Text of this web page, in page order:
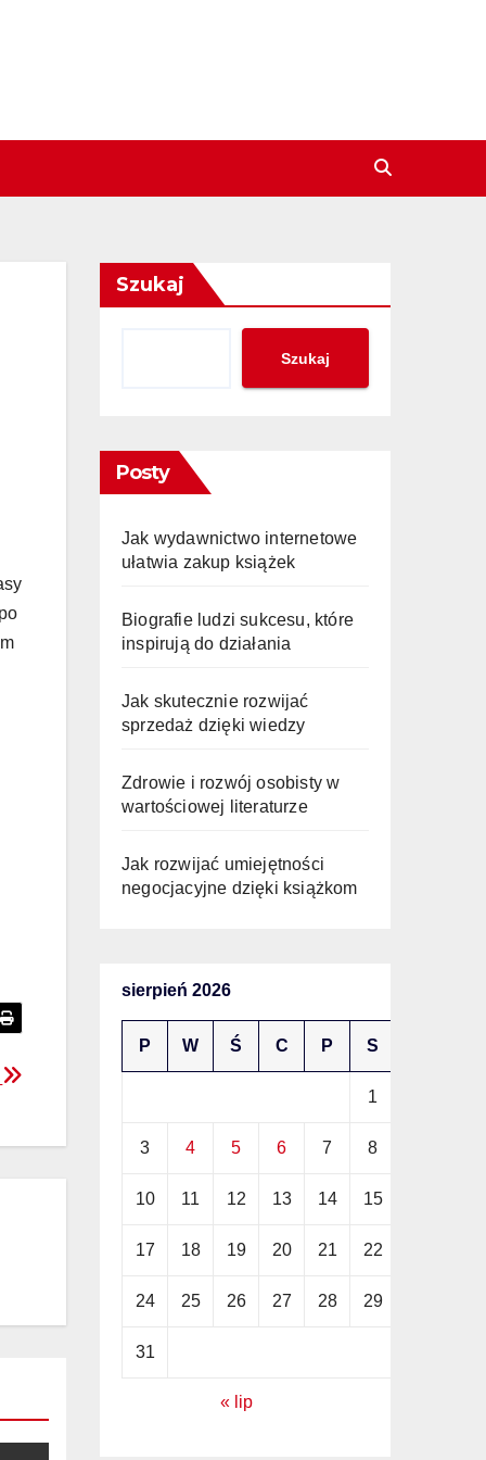
Szukaj
Szukaj
Posty
Jak wydawnictwo internetowe
ułatwia zakup książek
Biografie ludzi sukcesu, które
inspirują do działania
Jak skutecznie rozwijać
sprzedaż dzięki wiedzy
Zdrowie i rozwój osobisty w
wartościowej literaturze
Jak rozwijać umiejętności
negocjacyjne dzięki książkom
sierpień 2026
P W Ś C P S
1
3 4 5 6 7 8
10 11 12 13 14 15
17 18 19 20 21 22
24 25 26 27 28 29
31
« lip